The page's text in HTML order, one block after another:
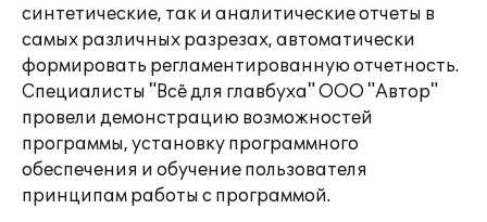
синтетические, так и аналитические отчеты в
самых различных разрезах, автоматически
формировать регламентированную отчетность.
Специалисты "Всё для главбуха" ООО "Автор"
провели демонстрацию возможностей
программы, установку программного
обеспечения и обучение пользователя
принципам работы с программой.